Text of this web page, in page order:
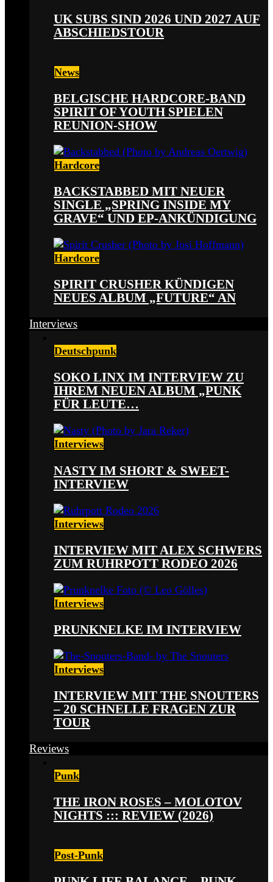
UK SUBS SIND 2026 UND 2027 AUF
ABSCHIEDSTOUR
News
BELGISCHE HARDCORE-BAND
SPIRIT OF YOUTH SPIELEN
REUNION-SHOW
Hardcore
BACKSTABBED MIT NEUER
SINGLE „SPRING INSIDE MY
GRAVE“ UND EP-ANKÜNDIGUNG
Hardcore
SPIRIT CRUSHER KÜNDIGEN
NEUES ALBUM „FUTURE“ AN
Interviews
Deutschpunk
SOKO LINX IM INTERVIEW ZU
IHREM NEUEN ALBUM „PUNK
FÜR LEUTE…
Interviews
NASTY IM SHORT & SWEET-
INTERVIEW
Interviews
INTERVIEW MIT ALEX SCHWERS
ZUM RUHRPOTT RODEO 2026
Interviews
PRUNKNELKE IM INTERVIEW
Interviews
INTERVIEW MIT THE SNOUTERS
– 20 SCHNELLE FRAGEN ZUR
TOUR
Reviews
Punk
THE IRON ROSES – MOLOTOV
NIGHTS ::: REVIEW (2026)
Post-Punk